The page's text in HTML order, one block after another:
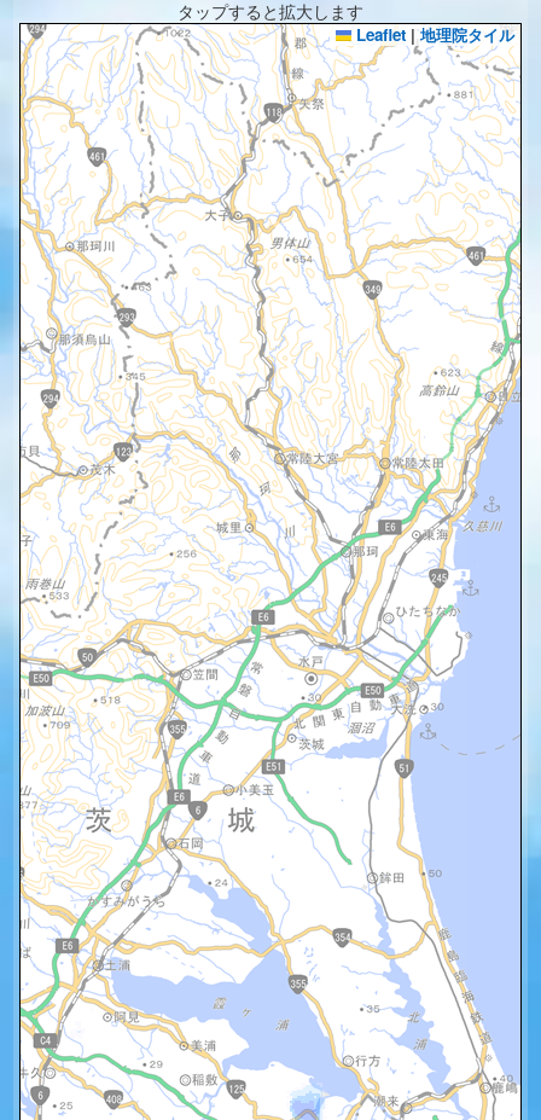
タップすると拡大します
Leaflet | 地理院タイル